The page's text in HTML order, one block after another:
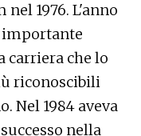
1976. L'anno
importante
carriera che lo
riconoscibili
Nel 1984 aveva
nella